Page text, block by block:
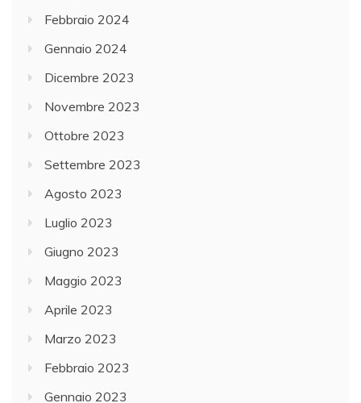
Febbraio 2024
Gennaio 2024
Dicembre 2023
Novembre 2023
Ottobre 2023
Settembre 2023
Agosto 2023
Luglio 2023
Giugno 2023
Maggio 2023
Aprile 2023
Marzo 2023
Febbraio 2023
Gennaio 2023